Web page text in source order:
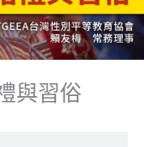
與習俗